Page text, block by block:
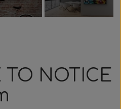
TO NOTICE